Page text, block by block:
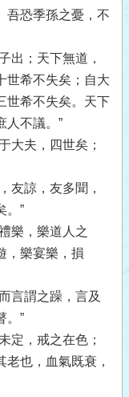
吾恐季孫之憂，不
出；天下無道，
世希不失矣；自大
世希不失矣。天下
人不議。”
大夫，四世矣；
友諒，友多聞，
。”
樂，樂道人之
，樂宴樂，損
言謂之躁，言及
。”
定，戒之在色；
也，血氣既衰，